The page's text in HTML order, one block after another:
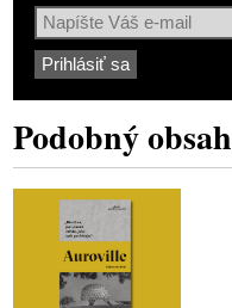
Podobný obsah